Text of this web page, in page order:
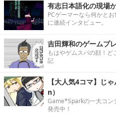
有志日本語化の現場
PCゲーマーなら何かと
に連続インタビュー。
吉田輝和のゲームプ
もはやゲムスパの顔！
記
【大人気4コマ】じ
n）
Game*Sparkの一大コン
発売中！